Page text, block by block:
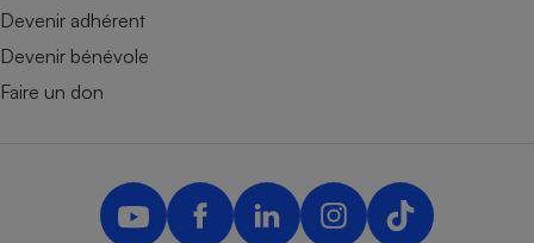
Devenir adhérent
Devenir bénévole
Faire un don